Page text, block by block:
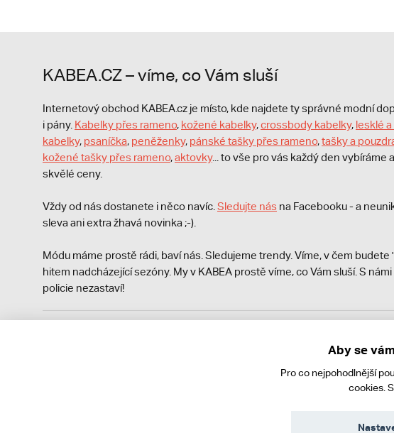
KABEA.CZ – víme, co Vám sluší
Internetový obchod KABEA.cz je místo, kde najdete ty správné modní
i pány. Kabelky přes rameno, kožené kabelky,crossbody kabelky, lesklé
kabelky, psaníčka, peněženky, pánské tašky přes rameno,tašky a
kožené tašky přes rameno,aktovky... to vše pro vás každý den vybíráme
skvělé ceny.
Vždy od nás dostanete i něco navíc. Sledujte nás na Facebooku - a
sleva ani extra žhavá novinka ;-).
Módu máme prostě rádi, baví nás. Sledujeme trendy. Víme, v čem budete
hitem nadcházející sezóny. My v KABEA prostě víme, co Vám sluší. S
policie nezastaví!
Zároveň je povinen zaevidovat přijatou tržbu u správce daně online; v
Aby se
Pro co nejpohodlnější
cookies.